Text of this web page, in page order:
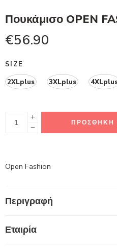
Πουκάμισο OPEN
€56.90
SIZE
2XLplus
3XLplus
ΠΡΟΣΘΉΚΗ
Open Fashion
Περιγραφή
Εταιρία